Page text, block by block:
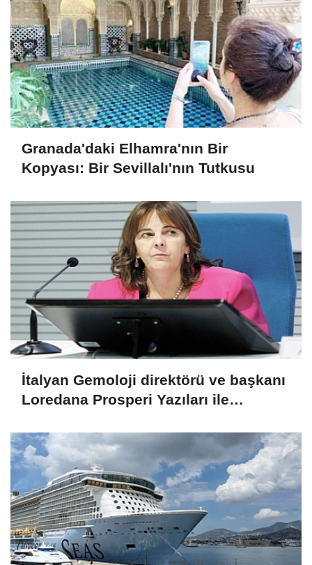
Granada'daki Elhamra'nın Bir
Kopyası: Bir Sevillalı'nın Tutkusu
İtalyan Gemoloji direktörü ve başkanı
Loredana Prosperi Yazıları ile